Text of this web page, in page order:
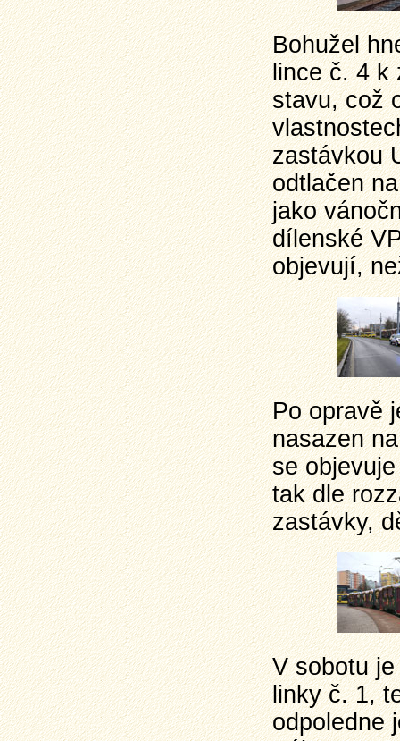
Bohužel
lince č. 4 k
stavu, což
zastávkou
odtlačen
jako
dílenské
objevují,
Po opravě
nasazen
se
tak dle
zastávky,
V sobotu
linky č. 1,
odpoledne